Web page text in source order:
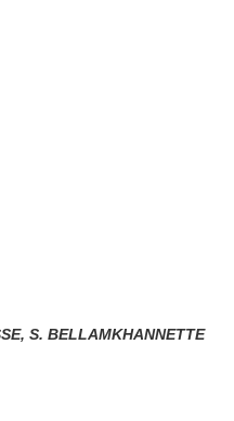
S. BELLAMKHANNETTE